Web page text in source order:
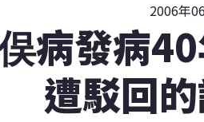
2006年
病發病
遭駁回